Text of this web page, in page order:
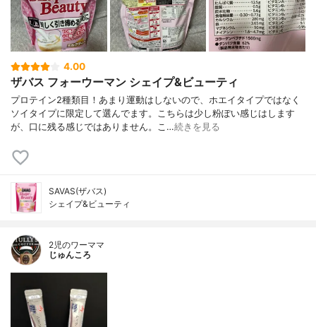
4.00
ザバス フォーウーマン シェイプ&ビューティ
プロテイン2種類目！あまり運動はしないので、ホエイタイプではなく
ソイタイプに限定して選んでます。こちらは少し粉ぽい感じはします
が、口に残る感じではありません。こ…続きを見る
SAVAS(ザバス)
シェイプ&ビューティ
2児のワーママ
じゅんころ